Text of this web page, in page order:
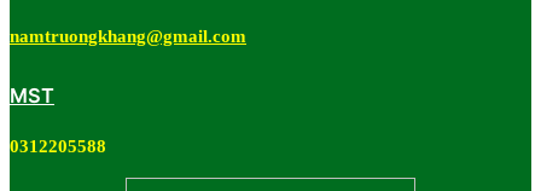
namtruongkhang@gmail.com
MST
0312205588